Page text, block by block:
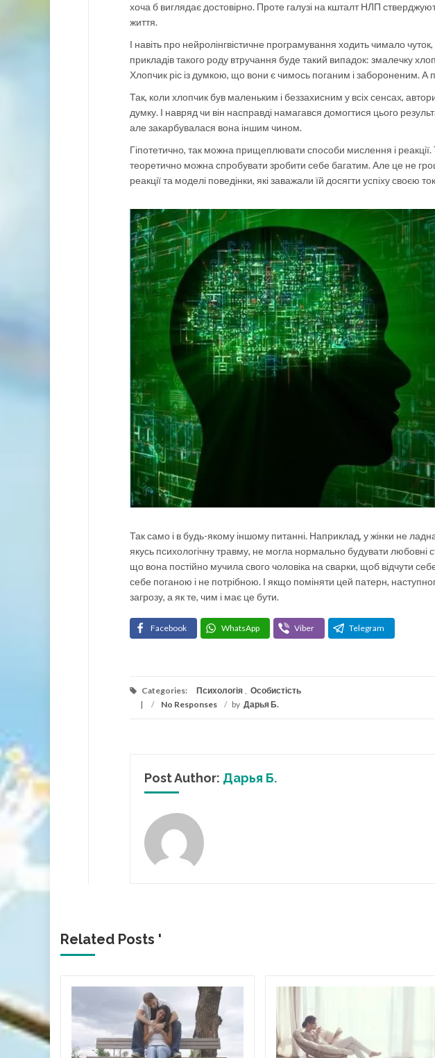
хоча б виглядає достовірно. Проте галузі на кшталт НЛП
життя.
І навіть про нейролінгвістичне програмування ходить чимало
прикладів такого роду втручання буде такий випадок: змалечку
Хлопчик ріс із думкою, що вони є чимось поганим і забороненим. А
Так, коли хлопчик був маленьким і беззахисним у всіх сенсах,
думку. І навряд чи він насправді намагався домогтися цього
але закарбувалася вона іншим чином.
Гіпотетично, так можна прищеплювати способи мислення і
теоретично можна спробувати зробити себе багатим. Але це не
реакції та моделі поведінки, які заважали їй досягти успіху своєю
Так само і в будь-якому іншому питанні. Наприклад, у жінки не
якусь психологічну травму, не могла нормально будувати
що вона постійно мучила свого чоловіка на сварки, щоб відчути
себе поганою і не потрібною. І якщо поміняти цей патерн,
загрозу, а як те, чим і має це бути.
Facebook WhatsApp Viber Telegram
Categories: Психологія , Особистість
/
No Responses / by Дарья Б.
Post Author: Дарья Б.
Related Posts '